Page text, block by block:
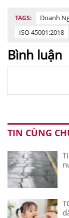
TAGS: Doanh
ISO 45001:2018
Bình luận
TIN CÙNG